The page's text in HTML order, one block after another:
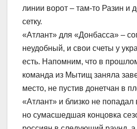
линии ворот – там-то Разин и
сетку.
«Атлант» для «Донбасса» –
неудобный, и свои счеты у
есть. Напомним, что в
команда из Мытищ заняла
место, не пустив донетчан в
«Атлант» и близко не попадал
но сумасшедшая концовка